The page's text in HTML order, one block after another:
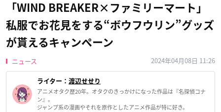
「WIND BREAKER×ファミリーマート」
私服でお花見をする“ボウフウリン”グッズ
が貰えるキャンペーン
ニュース 2024年04月08日 11:26
ライター： 渡辺せせり
アニメオタク歴20年。オタクのきっかけになった作品は『名探偵コナ
ン』。
ジャンプ系の漫画やそれを原作としたアニメ作品が特に好き。